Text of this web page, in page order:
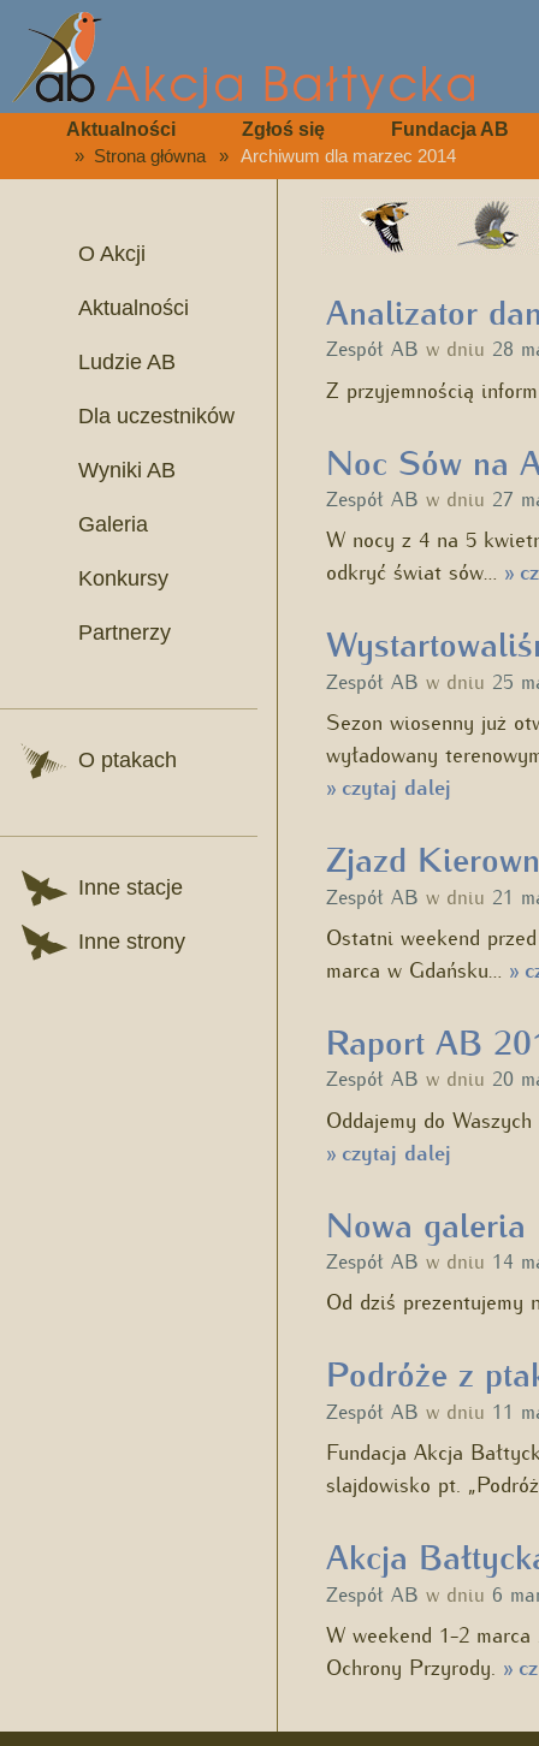
Aktualności Zgłoś się Fundacja AB
» Strona główna » Archiwum dla marzec 2014
O Akcji
Aktualności
Ludzie AB
Dla uczestników
Wyniki AB
Galeria
Konkursy
Partnerzy
O ptakach
Inne stacje
Inne strony
Analizator
Zespół AB w dniu 28
Z przyjemnością
Noc Sów na
Zespół AB w dniu 27
W nocy z 4 na 5
odkryć świat sów… »
Zespół AB w dniu 25
Sezon wiosenny już
wyładowany
»czytaj dalej
Zjazd
Zespół AB w dniu 21
Ostatni weekend
marca w Gdańsku… »
Raport AB
Zespół AB w dniu 20
Oddajemy do
»czytaj dalej
Nowa galeria
Zespół AB w dniu 14
Od dziś prezentujemy
Podróże z
Zespół AB w dniu 11
Fundacja Akcja
slajdowisko pt.
Akcja
Zespół AB w dniu 6
W weekend 1-2
Ochrony Przyrody. »